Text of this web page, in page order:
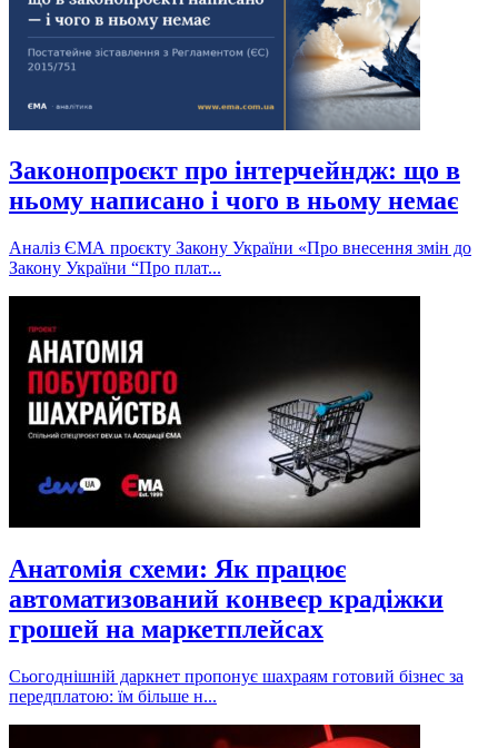
Законопроєкт про інтерчейндж: що в
ньому написано і чого в ньому немає
Аналіз ЄМА проєкту Закону України «Про внесення змін до
Закону України “Про плат...
Анатомія схеми: Як працює
автоматизований конвеєр крадіжки
грошей на маркетплейсах
Сьогоднішній даркнет пропонує шахраям готовий бізнес за
передплатою: їм більше н...